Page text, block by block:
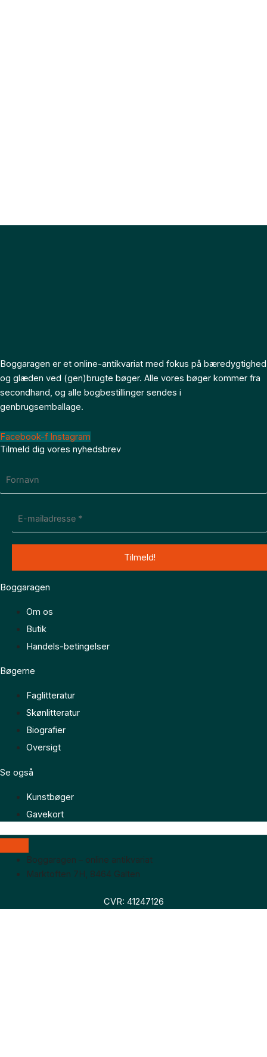
Boggaragen er et online-antikvariat med fokus på bæredygtighed
og glæden ved (gen)brugte bøger. Alle vores bøger kommer fra
secondhand, og alle bogbestillinger sendes i
genbrugsemballage.
Facebook-f Instagram
Tilmeld dig vores nyhedsbrev
Boggaragen
Om os
Butik
Handels-betingelser
Bøgerne
Faglitteratur
Skønlitteratur
Biografier
Oversigt
Se også
Kunstbøger
Gavekort
Boggaragen – online antikvariat
Marktoften 7H, 8464 Galten
CVR: 41247126